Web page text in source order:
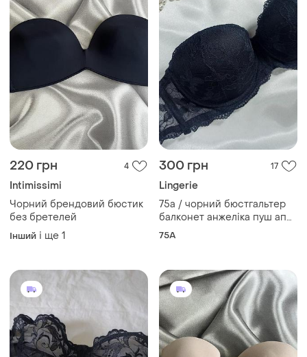
220 грн 4
Intimissimi
Чорний брендовий бюстик
без бретелей
Інший і ще 1
300 грн 17
Lingerie
75а / чорний бюстгальтер
балконет анжеліка пуш ап
без бретель 👑 мега-об'єм
75A